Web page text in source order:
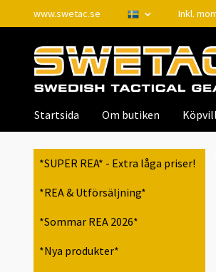
www.swetac.se Inkl.
Startsida Om butiken
*SUPER REA* - Extra låga priser!
*REA & Utförsäljning*
*Sommar REA 2026*
*Nya produkter*